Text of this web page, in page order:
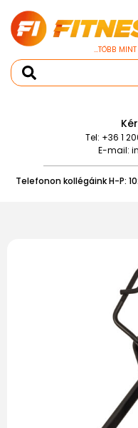
...TÖBB
Tel: +36 1
E-mail:
Telefonon kollégáink H-P: